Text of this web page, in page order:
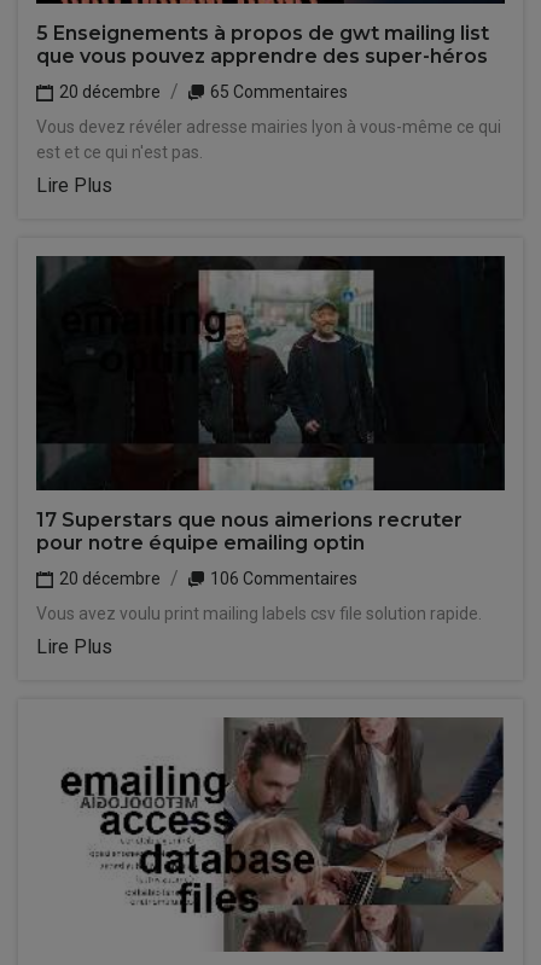
5 Enseignements à propos de gwt mailing list
que vous pouvez apprendre des super-héros
20 décembre
65 Commentaires
Vous devez révéler adresse mairies lyon à vous-même ce qui
est et ce qui n'est pas.
Lire Plus
17 Superstars que nous aimerions recruter
pour notre équipe emailing optin
20 décembre
106 Commentaires
Vous avez voulu print mailing labels csv file solution rapide.
Lire Plus